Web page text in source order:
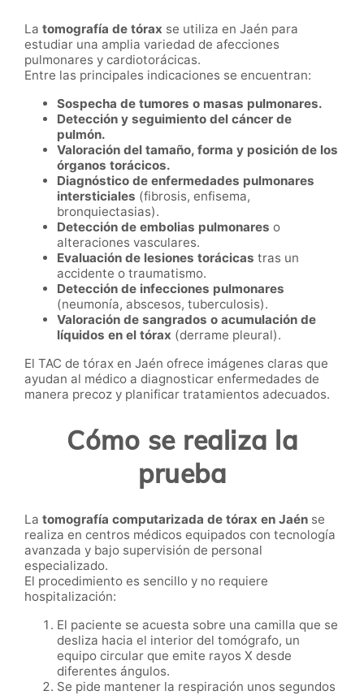
La tomografía de tórax se utiliza en Jaén para
estudiar una amplia variedad de afecciones
pulmonares y cardiotorácicas.
Entre las principales indicaciones se encuentran:
Sospecha de tumores o masas pulmonares.
Detección y seguimiento del cáncer de
pulmón.
Valoración del tamaño, forma y posición de los
órganos torácicos.
Diagnóstico de enfermedades pulmonares
intersticiales (fibrosis, enfisema,
bronquiectasias).
Detección de embolias pulmonares o
alteraciones vasculares.
Evaluación de lesiones torácicas tras un
accidente o traumatismo.
Detección de infecciones pulmonares
(neumonía, abscesos, tuberculosis).
Valoración de sangrados o acumulación de
líquidos en el tórax (derrame pleural).
El TAC de tórax en Jaén ofrece imágenes claras que
ayudan al médico a diagnosticar enfermedades de
manera precoz y planificar tratamientos adecuados.
Cómo se realiza la
prueba
La tomografía computarizada de tórax en Jaén se
realiza en centros médicos equipados con tecnología
avanzada y bajo supervisión de personal
especializado.
El procedimiento es sencillo y no requiere
hospitalización:
El paciente se acuesta sobre una camilla que se
desliza hacia el interior del tomógrafo, un
equipo circular que emite rayos X desde
diferentes ángulos.
Se pide mantener la respiración unos segundos